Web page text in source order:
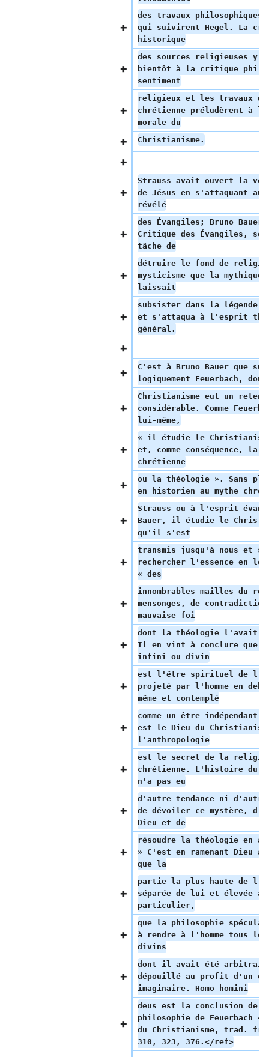
des travaux philosophiques
qui suivirent Hegel. La
historique
des sources religieuses y
bientôt à la critique
sentiment
religieux et les travaux
chrétienne préludèrent à
morale du
Christianisme.
Strauss avait ouvert la
de Jésus en s'attaquant
révélé
des Évangiles; Bruno
Critique des Évangiles, se
tâche de
détruire le fond de
mysticisme que la
laissait
subsister dans la légende
et s'attaqua à l'esprit
général.
C'est à Bruno Bauer que
logiquement Feuerbach,
Christianisme eut un
considérable. Comme
lui-même,
« il étudie le
et, comme conséquence, la
chrétienne
ou la théologie ». Sans
en historien au mythe
Strauss ou à l'esprit
Bauer, il étudie le
qu'il s'est
transmis jusqu'à nous et
rechercher l'essence en le
« des
innombrables mailles du
mensonges, de
mauvaise foi
dont la théologie l'avait
Il en vint à conclure que
infini ou divin
est l'être spirituel de
projeté par l'homme en
même et contemplé
comme un être
est le Dieu du
l'anthropologie
est le secret de la
chrétienne. L'histoire du
n'a pas eu
d'autre tendance ni
de dévoiler ce mystère,
Dieu et de
résoudre la théologie en
» C'est en ramenant Dieu
que la
partie la plus haute de
séparée de lui et élevée
particulier,
que la philosophie
à rendre à l'homme tous
divins
dont il avait été
dépouillé au profit d'un
imaginaire. Homo homini
deus est la conclusion de
philosophie de Feuerbach
du Christianisme, trad.
310, 323, 376.</ref>